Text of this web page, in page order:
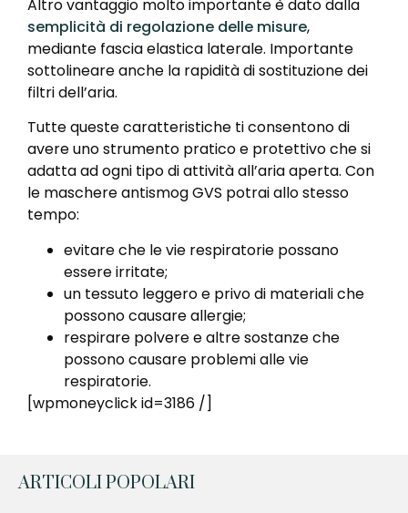
Altro vantaggio molto importante è dato dalla
semplicità di regolazione delle misure,
mediante fascia elastica laterale. Importante
sottolineare anche la rapidità di sostituzione dei
filtri dell’aria.
Tutte queste caratteristiche ti consentono di
avere uno strumento pratico e protettivo che si
adatta ad ogni tipo di attività all’aria aperta. Con
le maschere antismog GVS potrai allo stesso
tempo:
evitare che le vie respiratorie possano
essere irritate;
un tessuto leggero e privo di materiali che
possono causare allergie;
respirare polvere e altre sostanze che
possono causare problemi alle vie
respiratorie.
[wpmoneyclick id=3186 /]
ARTICOLI POPOLARI